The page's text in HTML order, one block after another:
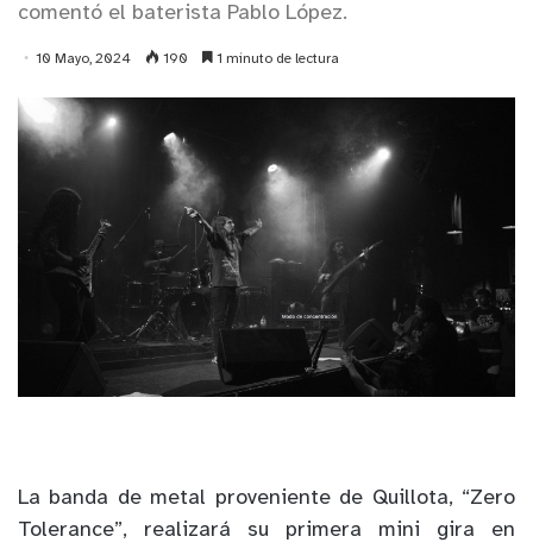
comentó el baterista Pablo López.
10 Mayo, 2024 190 1 minuto de lectura
La banda de metal proveniente de Quillota, “Zero
Tolerance”, realizará su primera mini gira en